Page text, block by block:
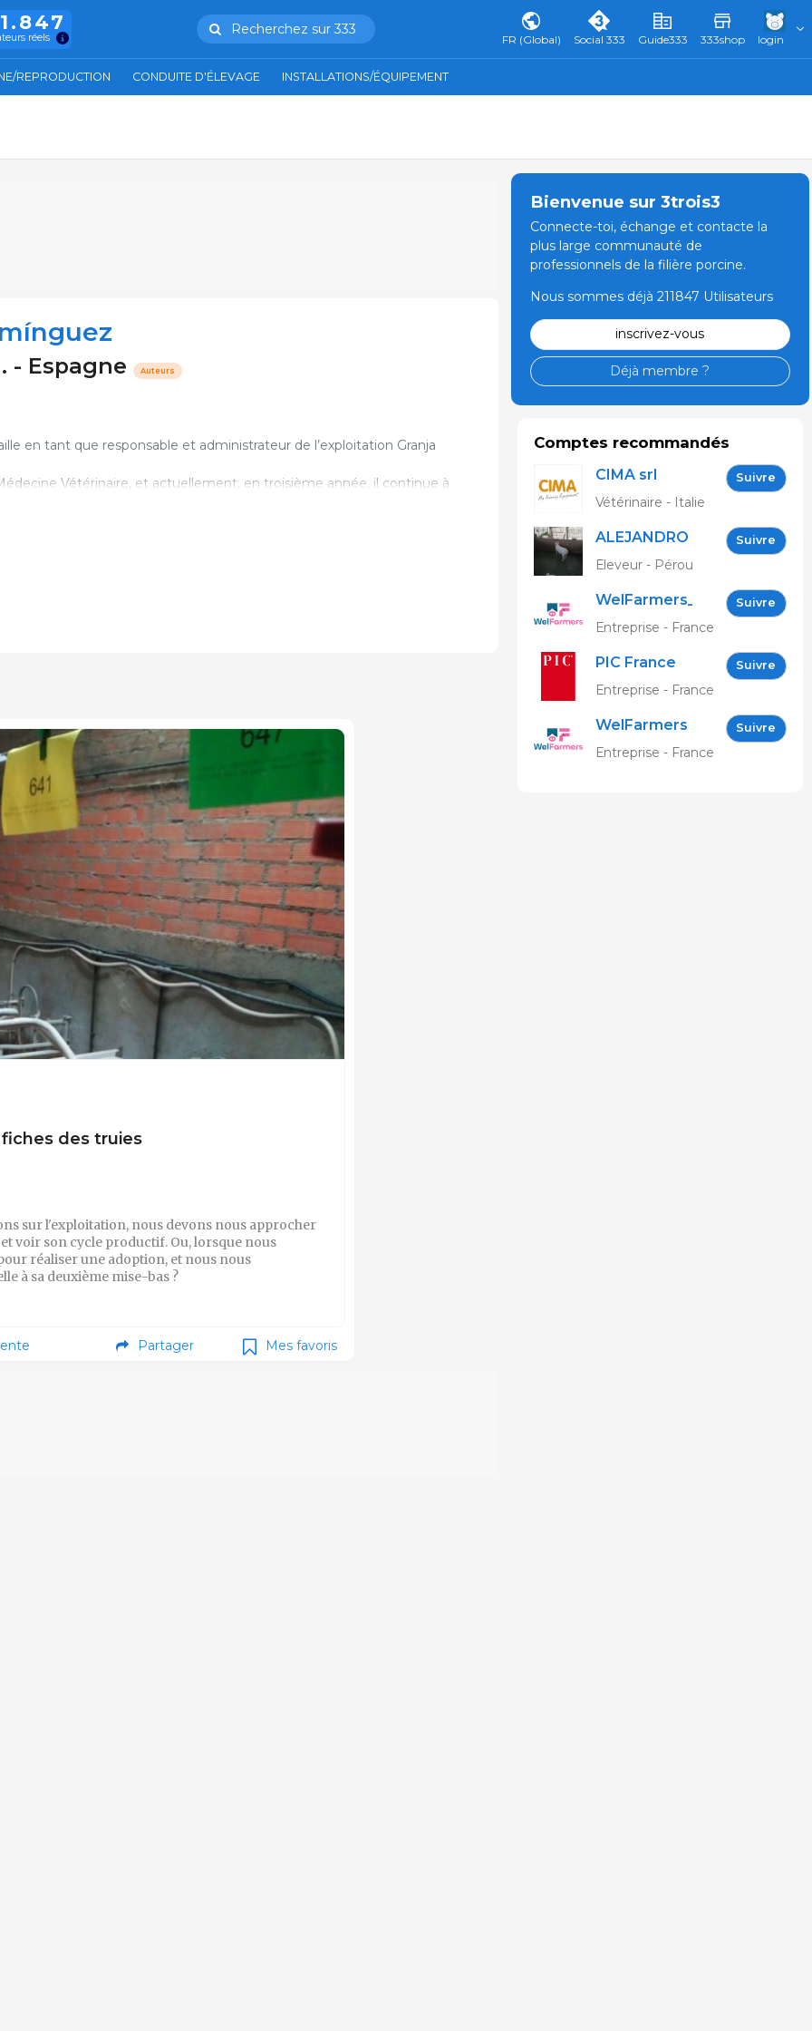
réels
Recherchez sur 333
FR (Global) Social 333 Guide333 333shop login
REPRODUCTION CONDUITE D'ÉLEVAGE INSTALLATIONS/ÉQUIPEMENT
- Espagne Auteurs
en tant que responsable et administrateur de l’exploitation Granja
Vétérinaire, et actuellement, en troisième année, il continue à
des truies
sur l'exploitation, nous devons nous approcher
voir son cycle productif. Ou, lorsque nous
réaliser une adoption, et nous nous
à sa deuxième mise-bas ?
Partager Mes favoris
Bienvenue sur 3trois3
Connecte-toi, échange et contacte la
plus large communauté de
professionnels de la filière porcine.
Nous sommes déjà 211847 Utilisateurs
inscrivez-vous
Déjà membre ?
Comptes recommandés
CIMA srl Suivre
Vétérinaire - Italie
ALEJANDRO
ALEMAN
Suivre
Eleveur - Pérou
WelFarmers_FR Suivre
Entreprise - France
PIC France Suivre
Entreprise - France
WelFarmers Suivre
Entreprise - France